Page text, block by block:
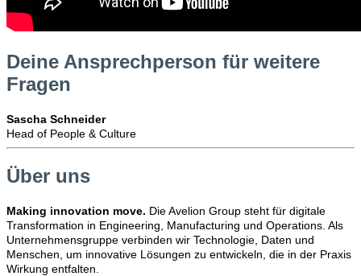
Deine Ansprechperson für weitere
Fragen
Sascha Schneider
Head of People & Culture
Über uns
Making innovation move. Die Avelion Group steht für digitale
Transformation in Engineering, Manufacturing und Operations. Als
Unternehmensgruppe verbinden wir Technologie, Daten und
Menschen, um innovative Lösungen zu entwickeln, die in der Praxis
Wirkung entfalten.